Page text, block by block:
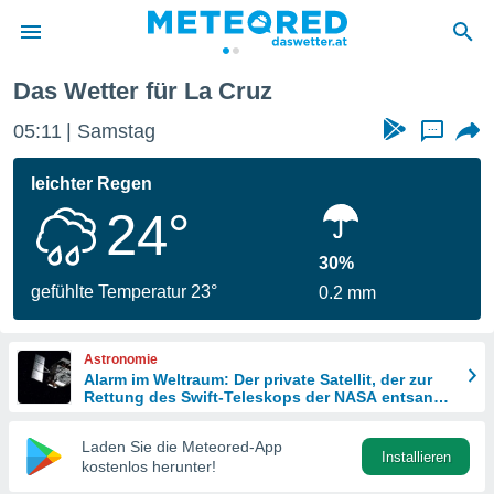
wurde
dass
sind.
diese
Das Wetter für La Cruz
05:11 Samstag ...
leichter Regen
24°
gefühlte Temperatur 23°
30%
0.2 mm
Astronomie
Alarm im Weltraum: Der private Satellit, der zur
Rettung des Swift-Teleskops der NASA entsandt
Laden Sie die Meteored-App
kostenlos herunter!
Installieren